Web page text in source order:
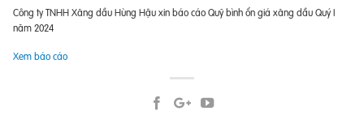
Công ty TNHH Xăng dầu Hùng Hậu xin báo cáo Quỹ bình ổn giá xăng dầu Quý I
năm 2024
Xem báo cáo